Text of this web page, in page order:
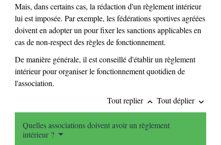
Mais, dans certains cas, la rédaction d'un règlement intérieur
lui est imposée. Par exemple, les fédérations sportives agréées
doivent en adopter un pour fixer les sanctions applicables en
cas de non-respect des règles de fonctionnement.
De manière générale, il est conseillé d'établir un règlement
intérieur pour organiser le fonctionnement quotidien de
l'association.
Tout replier keyboard_arrow_up Tout déplier keyboard_arrow_down
Quelles associations doivent avoir un règlement
intérieur ?